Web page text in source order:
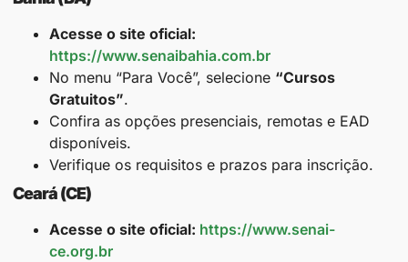
Acesse o site oficial:
https://www.senaibahia.com.br
No menu “Para Você”, selecione “Cursos
Gratuitos”.
Confira as opções presenciais, remotas e EAD
disponíveis.
Verifique os requisitos e prazos para inscrição.
Ceará (CE)
Acesse o site oficial: https://www.senai-
ce.org.br